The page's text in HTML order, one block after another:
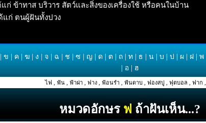
ข้าทาส บริวาร สัตว์และสิ่งของเครื่องใช้ หรือคนในบ้าน
ก่ ตนผู้ฝันทั้งปวง
ข ค| ฆ| ง จ ฉ ช ซ ญ| ด ต ถ| ท| ธ น| บ ป ผ| ฝ พ|
อ| ฮ
ไฟ ฟัน, ฟ้าผ่า, ฟาง, ฟ้อนรำ, ฟันดาบ, ฟองสบู่, ฟุตบอล ฟาก
หมวดอักษร ฟ ถ้าฝันเห็น...?